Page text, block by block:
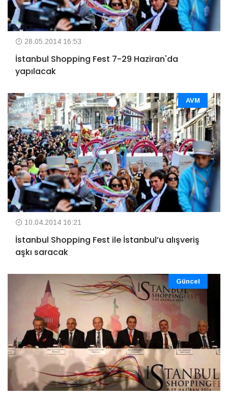
28.05.2014 16:53
İstanbul Shopping Fest 7-29 Haziran'da
yapılacak
AVM
10.04.2014 16:21
İstanbul Shopping Fest ile İstanbul’u alışveriş
aşkı saracak
Güncel